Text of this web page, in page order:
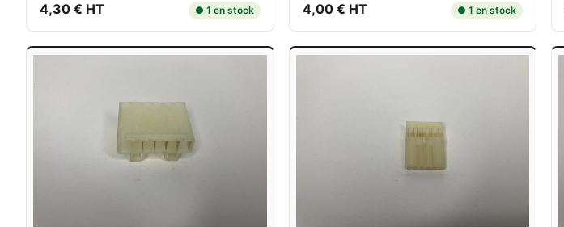
4,30 € HT ● 1 en stock 4,00 € HT ● 1 en stock